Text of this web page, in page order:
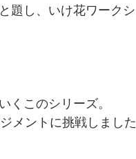
題し、いけ花ワークシ
くこのシリーズ。
メントに挑戦しました